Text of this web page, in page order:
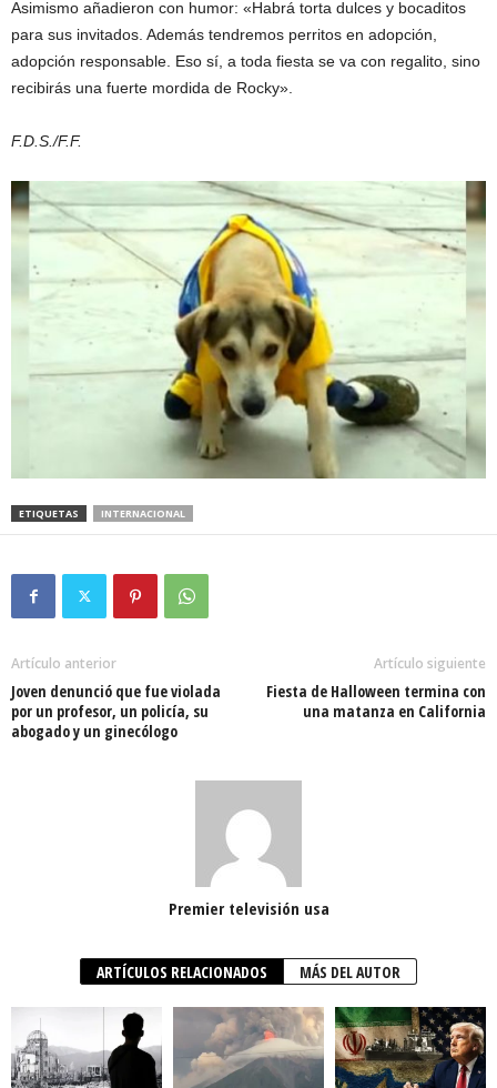
Asimismo añadieron con humor: «Habrá torta dulces y bocaditos
para sus invitados. Además tendremos perritos en adopción,
adopción responsable. Eso sí, a toda fiesta se va con regalito, sino
recibirás una fuerte mordida de Rocky».
F.D.S./F.F.
ETIQUETAS INTERNACIONAL
Artículo anterior
Joven denunció que fue violada
por un profesor, un policía, su
abogado y un ginecólogo
Artículo siguiente
Fiesta de Halloween termina con
una matanza en California
Premier televisión usa
ARTÍCULOS RELACIONADOS MÁS DEL AUTOR